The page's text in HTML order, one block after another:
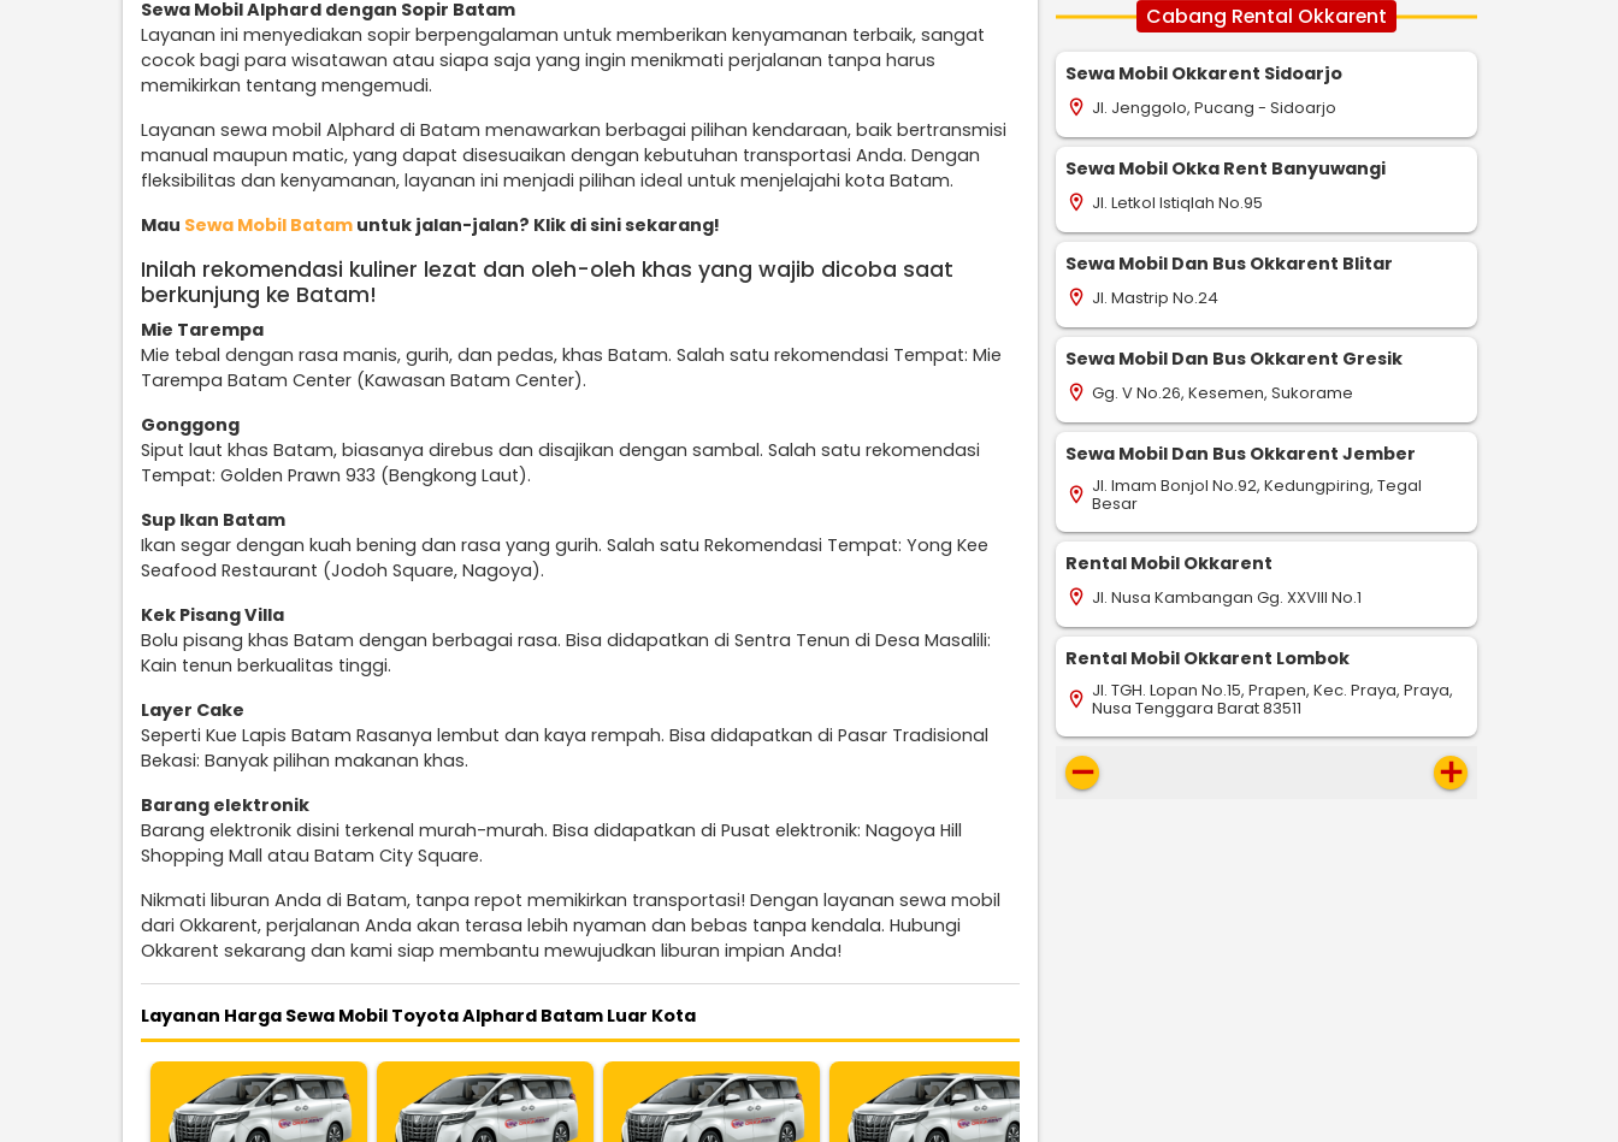
Sewa Mobil Alphard dengan Sopir Batam
Layanan ini menyediakan sopir berpengalaman untuk memberikan kenyamanan terbaik, sangat
cocok bagi para wisatawan atau siapa saja yang ingin menikmati perjalanan tanpa harus
memikirkan tentang mengemudi.
Layanan sewa mobil Alphard di Batam menawarkan berbagai pilihan kendaraan, baik bertransmisi
manual maupun matic, yang dapat disesuaikan dengan kebutuhan transportasi Anda. Dengan
fleksibilitas dan kenyamanan, layanan ini menjadi pilihan ideal untuk menjelajahi kota Batam.
Mau Sewa Mobil Batam untuk jalan-jalan? Klik di sini sekarang!
Inilah rekomendasi kuliner lezat dan oleh-oleh khas yang wajib dicoba saat
berkunjung ke Batam!
Mie Tarempa
Mie tebal dengan rasa manis, gurih, dan pedas, khas Batam. Salah satu rekomendasi Tempat: Mie
Tarempa Batam Center (Kawasan Batam Center).
Gonggong
Siput laut khas Batam, biasanya direbus dan disajikan dengan sambal. Salah satu rekomendasi
Tempat: Golden Prawn 933 (Bengkong Laut).
Sup Ikan Batam
Ikan segar dengan kuah bening dan rasa yang gurih. Salah satu Rekomendasi Tempat: Yong Kee
Seafood Restaurant (Jodoh Square, Nagoya).
Kek Pisang Villa
Bolu pisang khas Batam dengan berbagai rasa. Bisa didapatkan di Sentra Tenun di Desa Masalili:
Kain tenun berkualitas tinggi.
Layer Cake
Seperti Kue Lapis Batam Rasanya lembut dan kaya rempah. Bisa didapatkan di Pasar Tradisional
Bekasi: Banyak pilihan makanan khas.
Barang elektronik
Barang elektronik disini terkenal murah-murah. Bisa didapatkan di Pusat elektronik: Nagoya Hill
Shopping Mall atau Batam City Square.
Nikmati liburan Anda di Batam, tanpa repot memikirkan transportasi! Dengan layanan sewa mobil
dari Okkarent, perjalanan Anda akan terasa lebih nyaman dan bebas tanpa kendala. Hubungi
Okkarent sekarang dan kami siap membantu mewujudkan liburan impian Anda!
Layanan Harga Sewa Mobil Toyota Alphard Batam Luar Kota
Cabang Rental Okkarent
Sewa Mobil Okkarent Sidoarjo
location_on Jl. Jenggolo, Pucang - Sidoarjo
Sewa Mobil Okka Rent Banyuwangi
location_on Jl. Letkol Istiqlah No.95
Sewa Mobil Dan Bus Okkarent Blitar
location_on Jl. Mastrip No.24
Sewa Mobil Dan Bus Okkarent Gresik
location_on Gg. V No.26, Kesemen, Sukorame
Sewa Mobil Dan Bus Okkarent Jember
location_on Jl. Imam Bonjol No.92, Kedungpiring, Tegal
Besar
Rental Mobil Okkarent
location_on Jl. Nusa Kambangan Gg. XXVIII No.1
Rental Mobil Okkarent Lombok
location_on Jl. TGH. Lopan No.15, Prapen, Kec. Praya, Praya,
Nusa Tenggara Barat 83511
remove add